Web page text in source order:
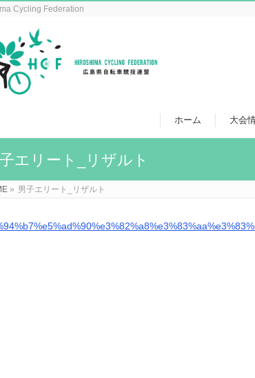
Cycling Federation
ホーム 大会
エリート_リザルト
» 男子エリート_リザルト